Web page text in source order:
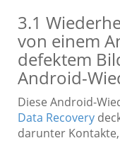
3.1
von einem
defektem
Android-
Diese Android-
Data Recovery
darunter